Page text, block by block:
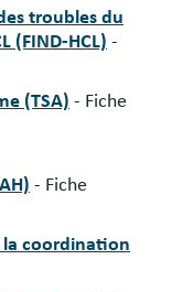
troubles du
(FIND-HCL) -
(TSA) - Fiche
- Fiche
coordination